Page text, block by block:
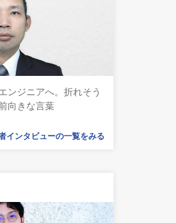
ンジニアへ。折れそう
向きな言葉
インタビューの一覧をみる